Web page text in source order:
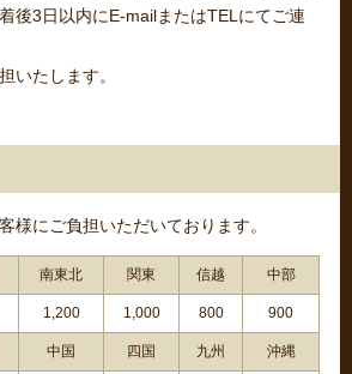
後3日以内にE-mailまたはTELにてご連
いたします。
様にご負担いただいております。
南東北 関東 信越 中部
1,200 1,000 800 900
中国 四国 九州 沖縄